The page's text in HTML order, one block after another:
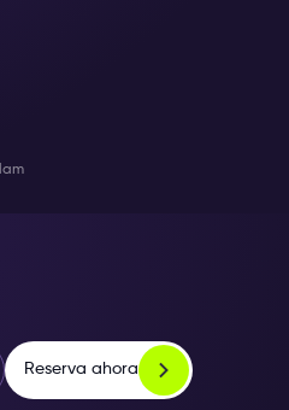
Reserva ahora